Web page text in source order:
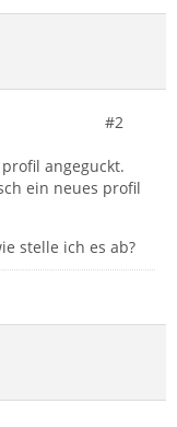
#2
angeguckt.
ein neues profil
stelle ich es ab?